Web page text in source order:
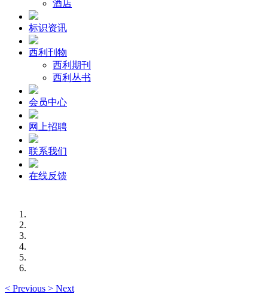
酒店
标识资讯
西利刊物
西利期刊
西利丛书
会员中心
网上招聘
联系我们
在线反馈
< Previous > Next